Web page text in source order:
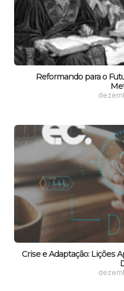
Reformando para o
Crise e Adaptação: Lições